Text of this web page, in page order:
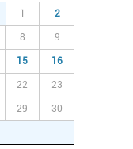
1 2
8 9
15 16
22 23
29 30